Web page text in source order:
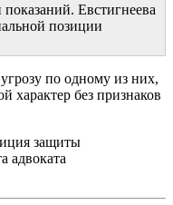
Евстигнеева
позиции
по одному из них,
без признаков
защиты
адвоката